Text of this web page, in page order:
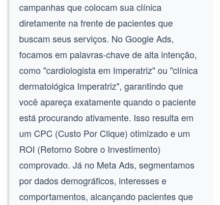
campanhas que colocam sua clínica
diretamente na frente de pacientes que
buscam seus serviços. No Google Ads,
focamos em palavras-chave de alta intenção,
como "cardiologista em Imperatriz" ou "clínica
dermatológica Imperatriz", garantindo que
você apareça exatamente quando o paciente
está procurando ativamente. Isso resulta em
um CPC (Custo Por Clique) otimizado e um
ROI (Retorno Sobre o Investimento)
comprovado. Já no Meta Ads, segmentamos
por dados demográficos, interesses e
comportamentos, alcançando pacientes que